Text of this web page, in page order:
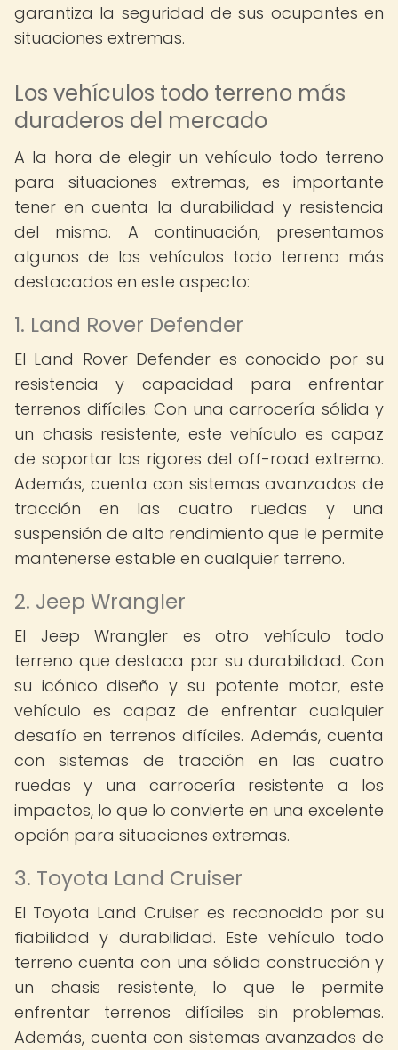
garantiza la seguridad de sus ocupantes en
situaciones extremas.
Los vehículos todo terreno más
duraderos del mercado
A la hora de elegir un vehículo todo terreno
para situaciones extremas, es importante
tener en cuenta la durabilidad y resistencia
del mismo. A continuación, presentamos
algunos de los vehículos todo terreno más
destacados en este aspecto:
1. Land Rover Defender
El Land Rover Defender es conocido por su
resistencia y capacidad para enfrentar
terrenos difíciles. Con una carrocería sólida y
un chasis resistente, este vehículo es capaz
de soportar los rigores del off-road extremo.
Además, cuenta con sistemas avanzados de
tracción en las cuatro ruedas y una
suspensión de alto rendimiento que le permite
mantenerse estable en cualquier terreno.
2. Jeep Wrangler
El Jeep Wrangler es otro vehículo todo
terreno que destaca por su durabilidad. Con
su icónico diseño y su potente motor, este
vehículo es capaz de enfrentar cualquier
desafío en terrenos difíciles. Además, cuenta
con sistemas de tracción en las cuatro
ruedas y una carrocería resistente a los
impactos, lo que lo convierte en una excelente
opción para situaciones extremas.
3. Toyota Land Cruiser
El Toyota Land Cruiser es reconocido por su
fiabilidad y durabilidad. Este vehículo todo
terreno cuenta con una sólida construcción y
un chasis resistente, lo que le permite
enfrentar terrenos difíciles sin problemas.
Además, cuenta con sistemas avanzados de